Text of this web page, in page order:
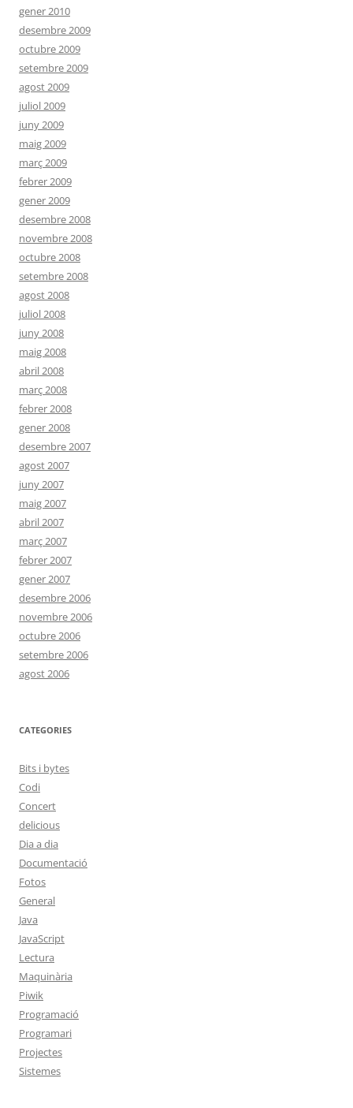
gener 2010
desembre 2009
octubre 2009
setembre 2009
agost 2009
juliol 2009
juny 2009
maig 2009
març 2009
febrer 2009
gener 2009
desembre 2008
novembre 2008
octubre 2008
setembre 2008
agost 2008
juliol 2008
juny 2008
maig 2008
abril 2008
març 2008
febrer 2008
gener 2008
desembre 2007
agost 2007
juny 2007
maig 2007
abril 2007
març 2007
febrer 2007
gener 2007
desembre 2006
novembre 2006
octubre 2006
setembre 2006
agost 2006
CATEGORIES
Bits i bytes
Codi
Concert
delicious
Dia a dia
Documentació
Fotos
General
Java
JavaScript
Lectura
Maquinària
Piwik
Programació
Programari
Projectes
Sistemes